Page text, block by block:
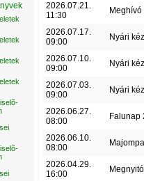
2026.07.21.
11:30
Meghívó
2026.07.17.
09:00
Nyári
2026.07.10.
09:00
Nyári
2026.07.03.
09:00
Nyári
2026.06.27.
08:00
Falunap
2026.06.10.
08:00
2026.04.29.
16:00